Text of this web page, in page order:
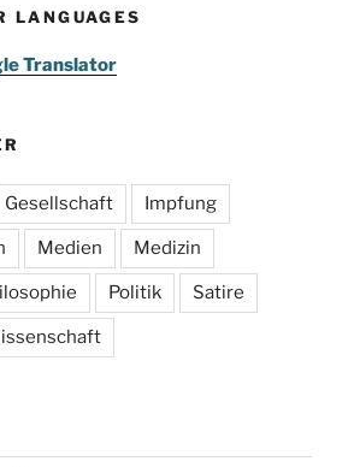
LANGUAGES
Translator
Gesellschaft Impfung
Medien Medizin
Politik Satire